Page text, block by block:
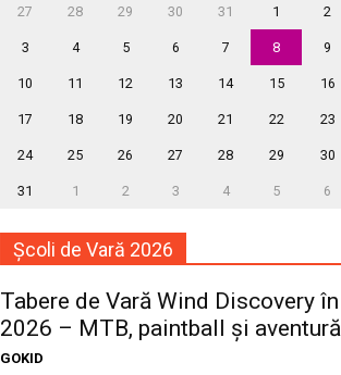
27 28 29 30 31 1 2
3 4 5 6 7 8 9
10 11 12 13 14 15 16
17 18 19 20 21 22 23
24 25 26 27 28 29 30
31 1 2 3 4 5 6
Școli de Vară 2026
Tabere de Vară Wind Discovery în
2026 – MTB, paintball și aventură
GOKID